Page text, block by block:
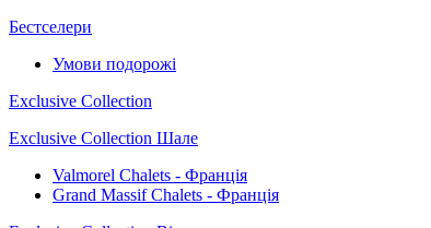
Бестселери
Умови подорожі
Exclusive Collection
Exclusive Collection Шале
Valmorel Chalets - Франція
Grand Massif Chalets - Франція